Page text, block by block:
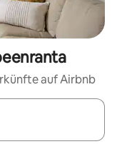
auf Airbnb
mit den